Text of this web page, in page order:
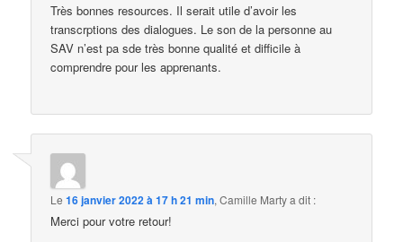
Très bonnes resources. Il serait utile d’avoir les
transcrptions des dialogues. Le son de la personne au
SAV n’est pa sde très bonne qualité et difficile à
comprendre pour les apprenants.
Le16 janvier 2022 à 17 h 21 min,Camille Martya dit :
Merci pour votre retour!